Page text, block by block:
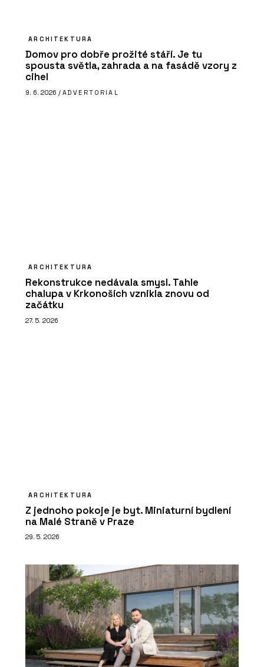
ARCHITEKTURA
Domov pro dobře prožité stáří. Je tu
spousta světla, zahrada a na fasádě vzory z
cihel
9. 6. 2026 / ADVERTORIAL
ARCHITEKTURA
Rekonstrukce nedávala smysl. Tahle
chalupa v Krkonoších vznikla znovu od
začátku
27. 5. 2026
ARCHITEKTURA
Z jednoho pokoje je byt. Miniaturní bydlení
na Malé Straně v Praze
29. 5. 2026